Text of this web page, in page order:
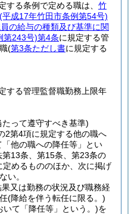
する条例で定める職は、 竹
(平成17年竹田市条例第54号)
の給与の種類及び基準に関
第243号)第4条に規定する管
(第3条ただし書に規定する
する管理監督職勤務上限年
って遵守すべき基準)
2第4項に規定する他の職へ
他の職への降任等」とい
13条、第15条、第23条の
めるもののほか、次に掲げ
い。
又は勤務の状況及び職務経
(降給を伴う転任に限る。)
いて「降任等」という。)を